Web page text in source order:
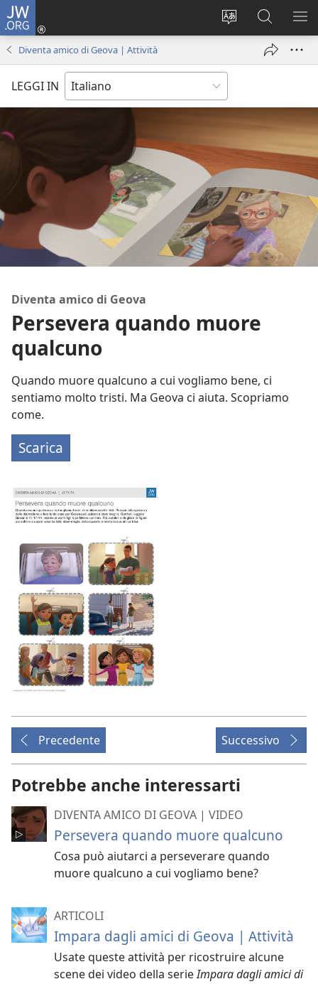
JW.ORG
Modificare
Accedi
(apre
finestra)
Cerca
in
JW.ORG
Diventa amico di Geova | Attività
LEGGI IN
Diventa amico di Geova
Persevera quando muore
qualcuno
Quando muore qualcuno a cui vogliamo bene, ci
sentiamo molto tristi. Ma Geova ci aiuta. Scopriamo
come.
Scarica
Precedente Successivo
Potrebbe anche interessarti
DIVENTA AMICO DI GEOVA | VIDEO
Persevera quando muore qualcuno
Cosa può aiutarci a perseverare quando
muore qualcuno a cui vogliamo bene?
ARTICOLI
Impara dagli amici di Geova | Attività
Usate queste attività per ricostruire alcune
scene dei video della serieImpara dagli amici di